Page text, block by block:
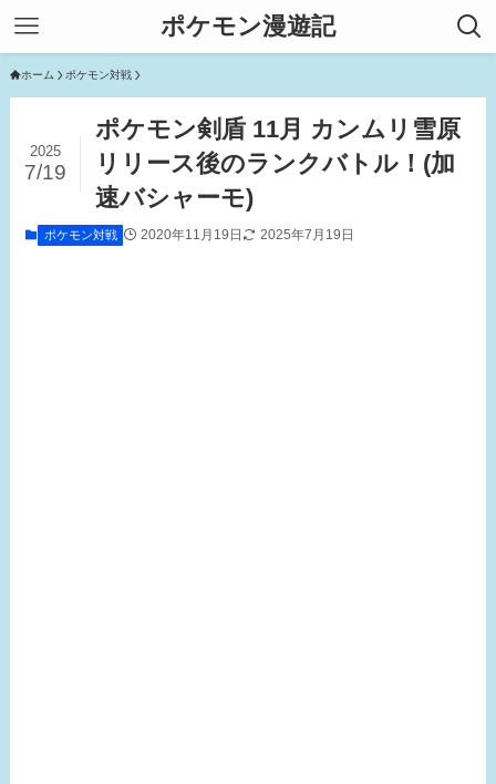
ポケモン漫遊記
ホーム ポケモン対戦
ポケモン剣盾 11月 カンムリ雪原
リリース後のランクバトル！(加
速バシャーモ)
2025
7/19
ポケモン対戦 2020年11月19日 2025年7月19日